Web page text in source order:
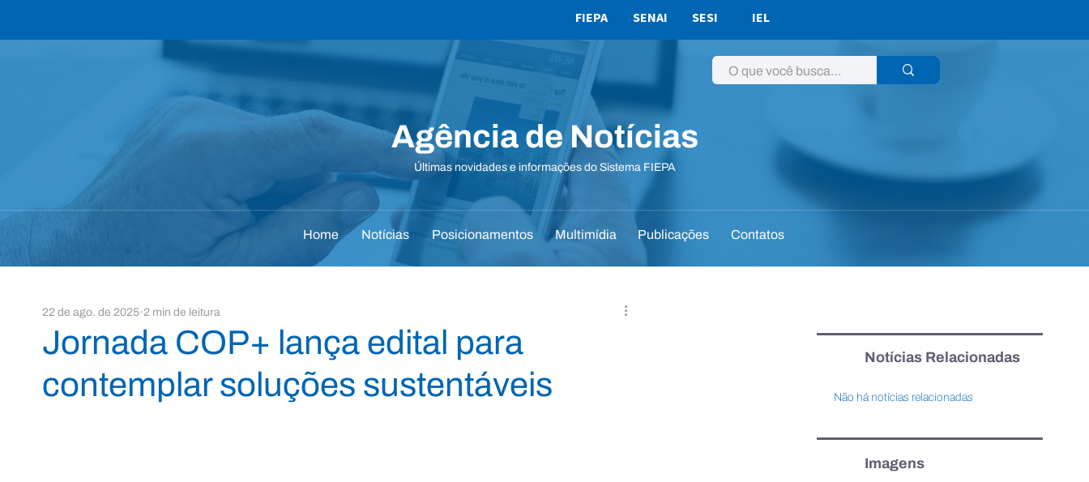
FIEPA SENAI SESI IEL
Agência de Notícias
Últimas novidades e informações do Sistema FIEPA
Home Notícias Posicionamentos Multimídia Publicações Contatos
Jornada COP+ lança edital para
contemplar soluções sustentáveis
22 de ago. de 2025 2 min de leitura
Notícias Relacionadas
Não há notícias relacionadas
Imagens